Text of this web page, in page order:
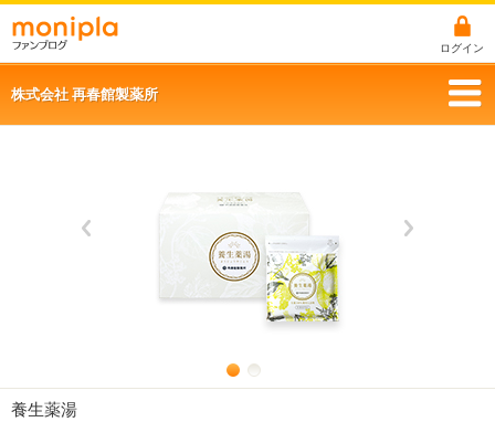
ログイン
株式会社 再春館製薬所
養生薬湯